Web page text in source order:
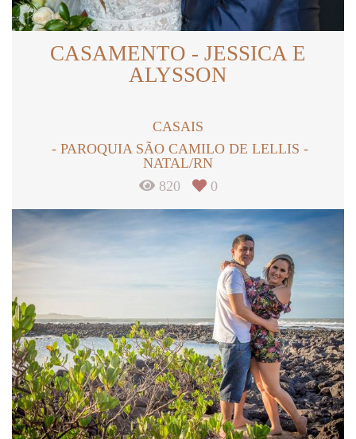
CASAMENTO - JESSICA E
ALYSSON
CASAIS
PAROQUIA SÃO CAMILO DE LELLIS -
NATAL/RN
820
0